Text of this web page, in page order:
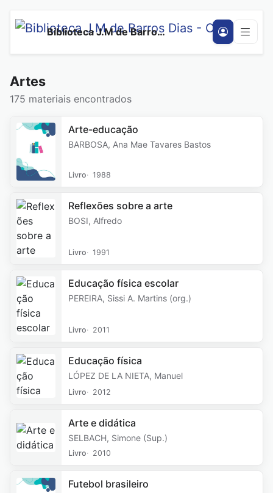
Biblioteca J.M de Barros Dias - CeUnina
Artes
175 materiais encontrados
Arte-educação
BARBOSA, Ana Mae Tavares Bastos
Livro 1988
Reflexões sobre a arte
BOSI, Alfredo
Livro 1991
Educação física escolar
PEREIRA, Sissi A. Martins (org.)
Livro 2011
Educação física
LÓPEZ DE LA NIETA, Manuel
Livro 2012
Arte e didática
SELBACH, Simone (Sup.)
Livro 2010
Futebol brasileiro